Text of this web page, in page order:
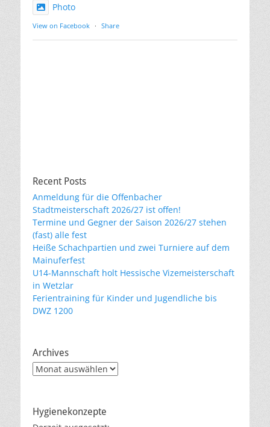
Photo
View on Facebook · Share
Recent Posts
Anmeldung für die Offenbacher
Stadtmeisterschaft 2026/27 ist offen!
Termine und Gegner der Saison 2026/27 stehen
(fast) alle fest
Heiße Schachpartien und zwei Turniere auf dem
Mainuferfest
U14-Mannschaft holt Hessische Vizemeisterschaft
in Wetzlar
Ferientraining für Kinder und Jugendliche bis
DWZ 1200
Archives
Archives
Hygienekonzepte